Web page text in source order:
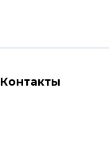
Контакты